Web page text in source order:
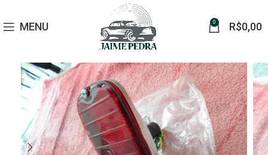
MENU 0 R$0,00